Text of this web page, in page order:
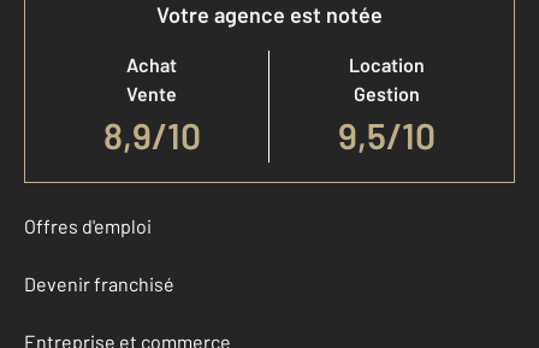
Votre agence est notée
Achat
Vente
8,9/10
Location
Gestion
9,5/10
Offres d'emploi
Devenir franchisé
Entreprise et commerce